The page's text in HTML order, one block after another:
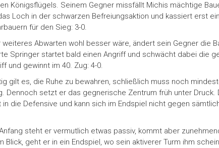
Königsflügels. Seinem Gegner missfällt Michis mächtige
Loch in der schwarzen Befreiungsaktion und kassiert erst
für den Sieg: 3-0.
Abwarten wohl besser wäre, ändert sein Gegner die
Springer startet bald einen Angriff und schwächt dabei die
und gewinnt im 40. Zug: 4-0.
gilt es, die Ruhe zu bewahren, schließlich muss noch
Dennoch setzt er das gegnerische Zentrum früh unter Druck.
die Defensive und kann sich im Endspiel nicht gegen
steht er vermutlich etwas passiv, kommt aber
Blick, geht er in ein Endspiel, wo sein aktiverer Turm ihm